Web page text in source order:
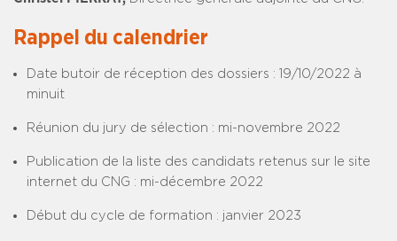
­Rappel du calendrier
Date butoir de réception des dossiers : 19/10/2022 à
minuit
Réunion du jury de sélection : mi-novembre 2022
Publication de la liste des candidats retenus sur le site
internet du CNG : mi-décembre 2022
Début du cycle de formation : janvier 2023